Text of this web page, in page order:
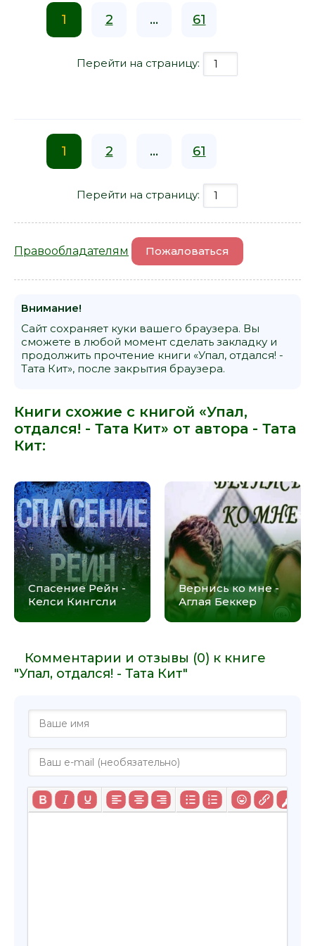
1 2 ... 61
Перейти на страницу:
1 2 ... 61
Перейти на страницу:
Правообладателям Пожаловаться
Внимание!
Сайт сохраняет куки вашего браузера. Вы
сможете в любой момент сделать закладку и
продолжить прочтение книги «Упал, отдался! -
Тата Кит», после закрытия браузера.
Книги схожие с книгой «Упал,
отдался! - Тата Кит» от автора - Тата
Кит:
Спасение Рейн -
Келси Кингсли
Вернись ко мне -
Аглая Беккер
Комментарии и отзывы (0) к книге
"Упал, отдался! - Тата Кит"